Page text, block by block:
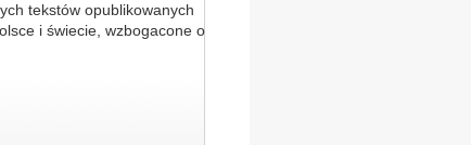
tekstów opublikowanych
i świecie, wzbogacone o